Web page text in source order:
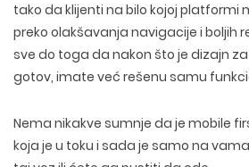
tako da klijenti na bilo kojoj platformi
preko olakšavanja navigacije i boljih
sve do toga da nakon što je dizajn
gotov, imate već rešenu samu
Nema nikakve sumnje da je mobile
koja je u toku i sada je samo na